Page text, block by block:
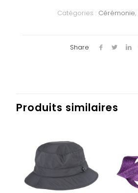
Catégories : Cérémonie,
Share
Produits similaires